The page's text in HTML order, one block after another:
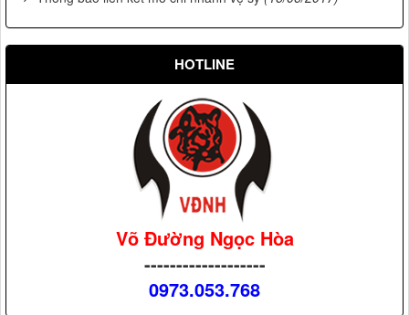
HOTLINE
Võ Đường Ngọc Hòa
-------------------
0973.053.768